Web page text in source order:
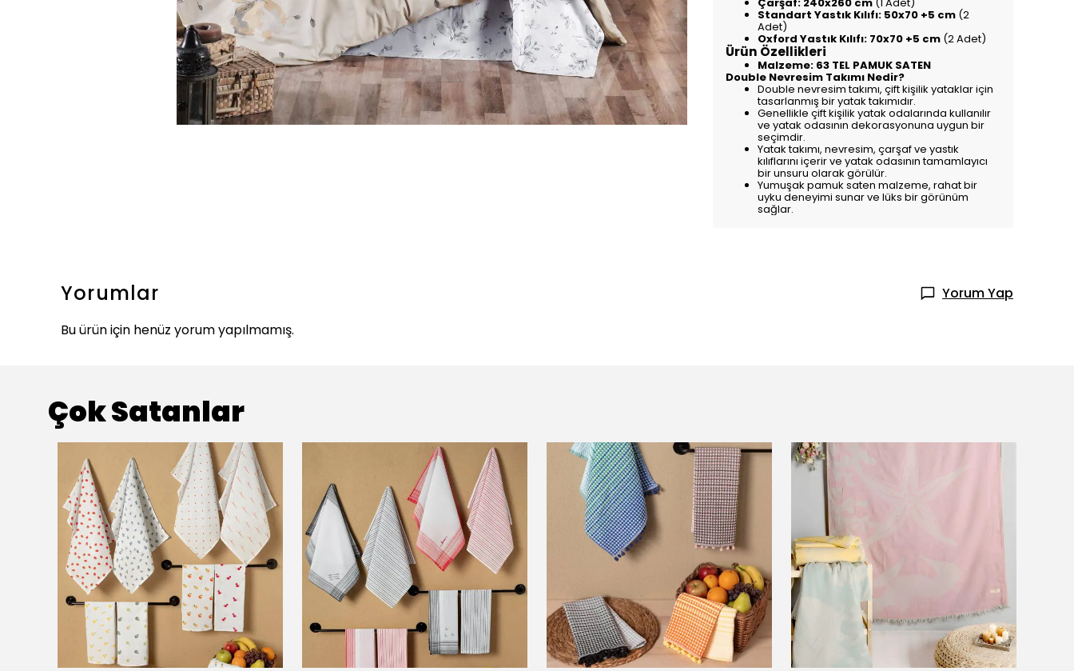
Standart Yastık Kılıfı: 50x70 +5 cm (2
Adet)
Oxford Yastık Kılıfı: 70x70 +5 cm (2 Adet)
Ürün Özellikleri
Malzeme: 63 TEL PAMUK SATEN
Double Nevresim Takımı Nedir?
Double nevresim takımı, çift kişilik yataklar için
tasarlanmış bir yatak takımıdır.
Genellikle çift kişilik yatak odalarında kullanılır
ve yatak odasının dekorasyonuna uygun bir
seçimdir.
Yatak takımı, nevresim, çarşaf ve yastık
kılıflarını içerir ve yatak odasının tamamlayıcı
bir unsuru olarak görülür.
Yumuşak pamuk saten malzeme, rahat bir
uyku deneyimi sunar ve lüks bir görünüm
sağlar.
Yorumlar
Yorum Yap
Bu ürün için henüz yorum yapılmamış.
Çok Satanlar